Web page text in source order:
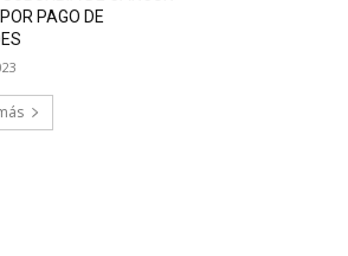
PAGO DE